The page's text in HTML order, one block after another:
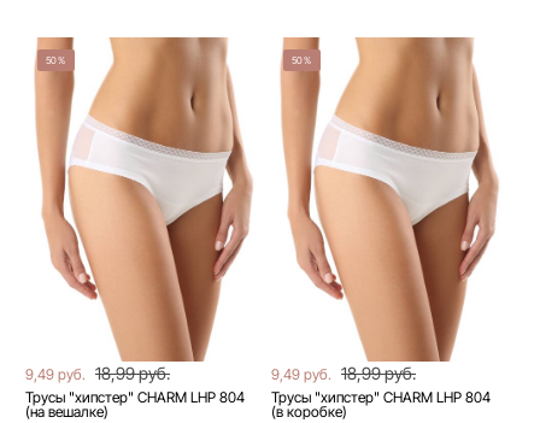
50%
9,49 руб. 18,99 руб.
Трусы "хипстер" CHARM LHP 804
(на вешалке)
50%
9,49 руб. 18,99 руб.
Трусы "хипстер" CHARM LHP 804
(в коробке)